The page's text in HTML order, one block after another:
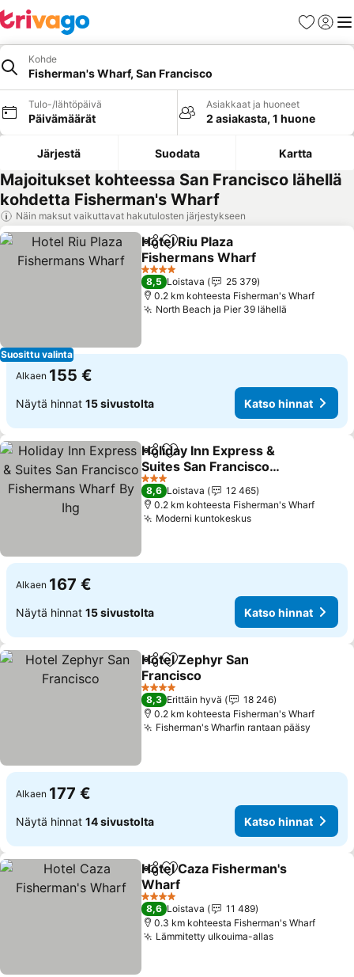
Suosikit
Kohde
Fisherman's Wharf, San Francisco
Tulo-/lähtöpäivä
Päivämäärät
Asiakkaat ja huoneet
2 asiakasta, 1 huone
Järjestä Suodata Kartta
Majoitukset kohteessa San Francisco lähellä
kohdetta Fisherman's Wharf
Näin maksut vaikuttavat hakutulosten järjestykseen
Suosittu valinta
Jaa Lisää suosikkeihin
Hotel Riu Plaza
Fishermans Wharf
4 Tähtiluokitus
8,5 Loistava
25 379
0.2 km kohteesta Fisherman's Wharf
North Beach ja Pier 39 lähellä
Alkaen 155 €
Näytä hinnat 15 sivustolta Katso hinnat
Jaa Lisää suosikkeihin
Holiday Inn Express &
Suites San Francisco
Fishermans Wharf By Ihg
3 Tähtiluokitus
8,6 Loistava
12 465
0.2 km kohteesta Fisherman's Wharf
Moderni kuntokeskus
Alkaen 167 €
Näytä hinnat 15 sivustolta Katso hinnat
Jaa Lisää suosikkeihin
Hotel Zephyr San
Francisco
4 Tähtiluokitus
8,3 Erittäin hyvä
18 246
0.2 km kohteesta Fisherman's Wharf
Fisherman's Wharfin rantaan pääsy
Alkaen 177 €
Näytä hinnat 14 sivustolta Katso hinnat
Jaa Lisää suosikkeihin
Hotel Caza Fisherman's
Wharf
4 Tähtiluokitus
8,6 Loistava
11 489
0.3 km kohteesta Fisherman's Wharf
Lämmitetty ulkouima-allas